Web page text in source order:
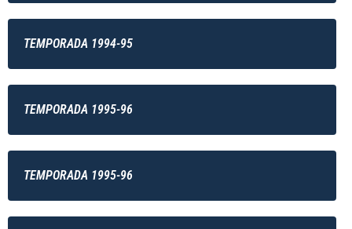
TEMPORADA 1994-95
TEMPORADA 1995-96
TEMPORADA 1995-96